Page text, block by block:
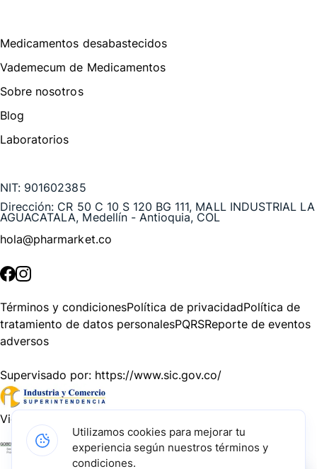
Medicamentos desabastecidos
Vademecum de Medicamentos
Sobre nosotros
Blog
Laboratorios
NIT: 901602385
Dirección: CR 50 C 10 S 120 BG 111, MALL INDUSTRIAL LA
AGUACATALA, Medellín - Antioquia, COL
hola@pharmarket.co
Términos y condicionesPolítica de privacidadPolítica de
tratamiento de datos personalesPQRSReporte de eventos
adversos
Supervisado por: https://www.sic.gov.co/
Vigilado por:
Gracias a nuestros impulsadores, podemos presentarte la
Utilizamos cookies para mejorar tu
experiencia según nuestros términos y
condiciones.